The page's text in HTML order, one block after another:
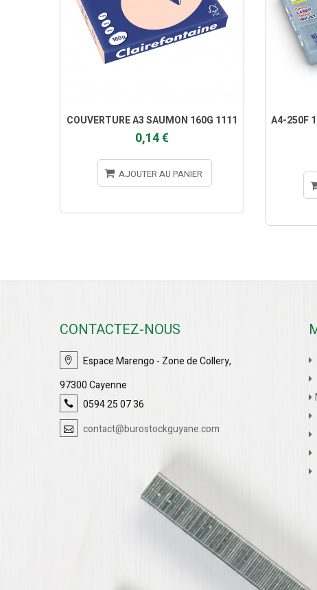
COUVERTURE A3 SAUMON 160G 1111
0,14 €
AJOUTER AU PANIER
A4-250F
CONTACTEZ-NOUS
Espace Marengo - Zone de Collery,
97300 Cayenne
0594 25 07 36
contact@burostockguyane.com